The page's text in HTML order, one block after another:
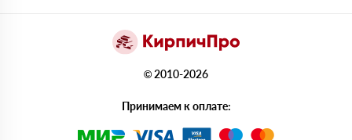
© 2010-2026
Принимаем к оплате: